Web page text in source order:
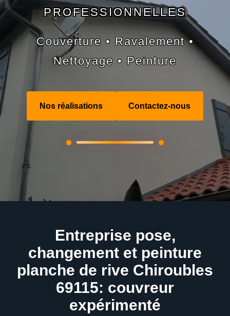
PROFESSIONNELLES
Couverture • Ravalement •
Nettoyage • Peinture
Nos réalisations Contactez-nous
Entreprise pose,
changement et peinture
planche de rive Chiroubles
69115: couvreur
expérimenté